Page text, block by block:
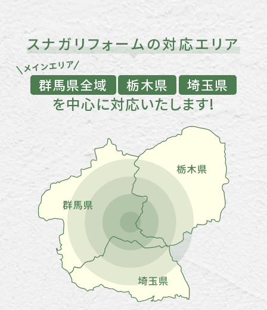
スナガリフォームの対応エリア
群馬県全域 栃木県 埼玉県
を中心に対応いたします!